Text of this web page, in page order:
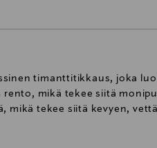
timanttitikkaus, joka
mikä tekee siitä
mikä tekee siitä kevyen,